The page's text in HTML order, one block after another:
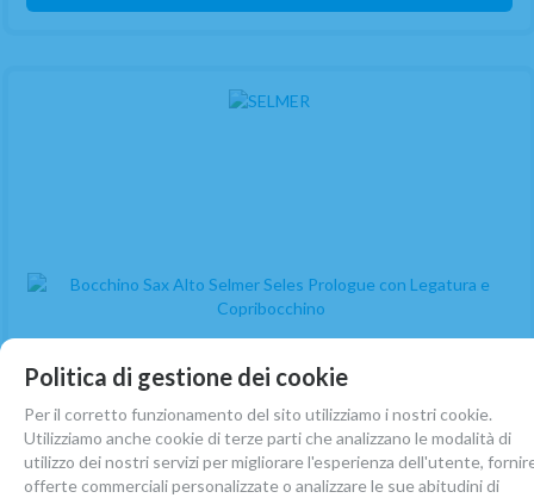
Bocchino Sax Alto Selmer Seles Prologue con
Politica di gestione dei cookie
Per il corretto funzionamento del sito utilizziamo i nostri cookie.
Utilizziamo anche cookie di terze parti che analizzano le modalità di
utilizzo dei nostri servizi per migliorare l'esperienza dell'utente,
offerte commerciali personalizzate o analizzare le sue abitudini di